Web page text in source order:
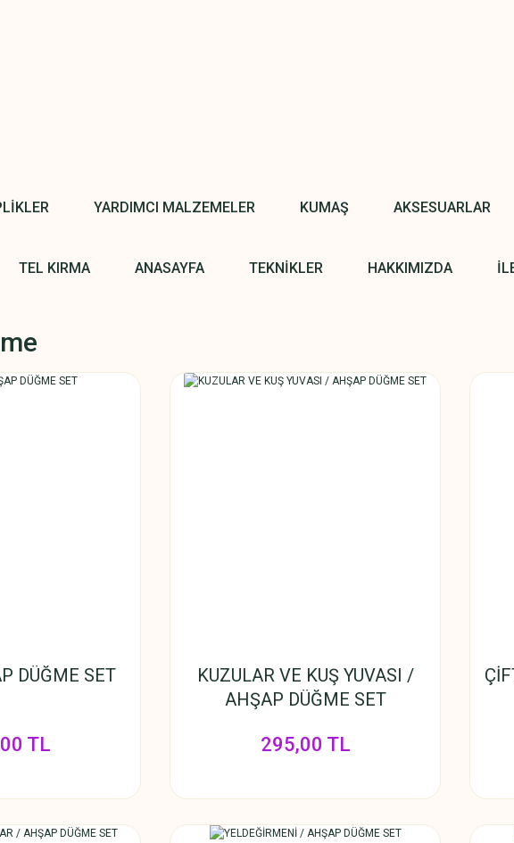
YARDIMCI MALZEMELER KUMAŞ AKSESUARLAR
TEL KIRMA ANASAYFA TEKNİKLER HAKKIMIZDA
DÜĞME SET
TL
KUZULAR VE KUŞ YUVASI /
AHŞAP DÜĞME SET
295,00 TL